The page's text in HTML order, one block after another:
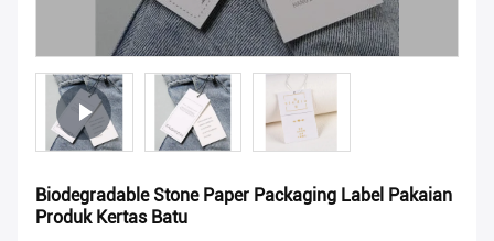
Biodegradable Stone Paper Packaging Label Pakaian
Produk Kertas Batu